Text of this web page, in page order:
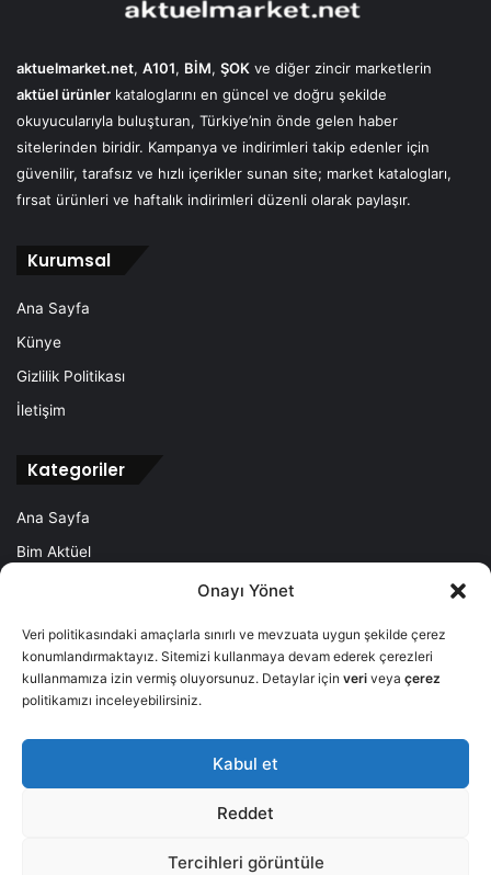
Onayı Yönet
Veri politikasındaki amaçlarla sınırlı ve mevzuata uygun şekilde çerez
konumlandırmaktayız. Sitemizi kullanmaya devam ederek çerezleri
kullanmamıza izin vermiş oluyorsunuz. Detaylar için veri veya çerez
politikamızı inceleyebilirsiniz.
Kabul et
Reddet
Tercihleri görüntüle
aktuelmarket.net, A101, BİM, ŞOK ve diğer zincir marketlerin
aktüel ürünler kataloglarını en güncel ve doğru şekilde
okuyucularıyla buluşturan, Türkiye’nin önde gelen haber
sitelerinden biridir. Kampanya ve indirimleri takip edenler için
güvenilir, tarafsız ve hızlı içerikler sunan site; market katalogları,
fırsat ürünleri ve haftalık indirimleri düzenli olarak paylaşır.
Kurumsal
Ana Sayfa
Künye
Gizlilik Politikası
İletişim
Kategoriler
Ana Sayfa
Bim Aktüel
Haberler
Powered by Aktuel Market
A101 Aktüel
Facebook
X Pinterest